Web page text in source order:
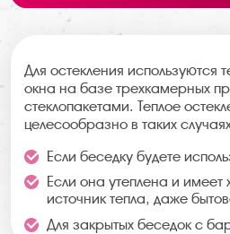
Для остекления используются
окна на базе трехкамерных
стеклопакетами. Теплое
целесообразно в таких
Если беседку будете
Если она утеплена и имеет
источник тепла, даже
Для закрытых беседок с